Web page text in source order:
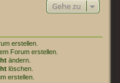
Gehe zu
erstellen.
Forum erstellen.
ändern.
löschen.
erstellen.